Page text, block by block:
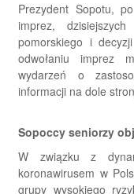
Prezydent Sopotu,
imprez,
pomorskiego i
odwołaniu imprez
wydarzeń o
informacji na dole
Sopoccy seniorzy
W związku z
koronawirusem w
grupy wysokiego